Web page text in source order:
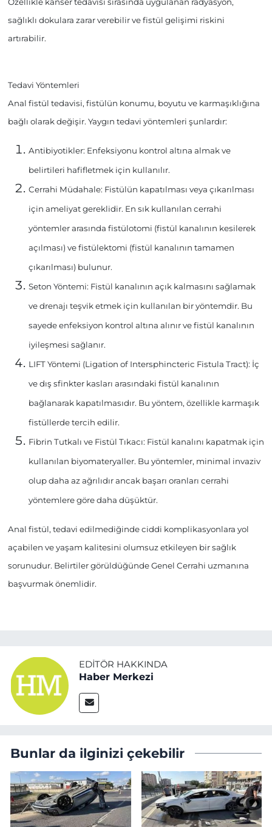
Özellikle kanser tedavisi sırasında uygulanan radyasyon,
sağlıklı dokulara zarar verebilir ve fistül gelişimi riskini
artırabilir.
Tedavi Yöntemleri
Anal fistül tedavisi, fistülün konumu, boyutu ve karmaşıklığına
bağlı olarak değişir. Yaygın tedavi yöntemleri şunlardır:
Antibiyotikler: Enfeksiyonu kontrol altına almak ve
belirtileri hafifletmek için kullanılır.
Cerrahi Müdahale: Fistülün kapatılması veya çıkarılması
için ameliyat gereklidir. En sık kullanılan cerrahi
yöntemler arasında fistülotomi (fistül kanalının kesilerek
açılması) ve fistülektomi (fistül kanalının tamamen
çıkarılması) bulunur.
Seton Yöntemi: Fistül kanalının açık kalmasını sağlamak
ve drenajı teşvik etmek için kullanılan bir yöntemdir. Bu
sayede enfeksiyon kontrol altına alınır ve fistül kanalının
iyileşmesi sağlanır.
LIFT Yöntemi (Ligation of Intersphincteric Fistula Tract): İç
ve dış sfinkter kasları arasındaki fistül kanalının
bağlanarak kapatılmasıdır. Bu yöntem, özellikle karmaşık
fistüllerde tercih edilir.
Fibrin Tutkalı ve Fistül Tıkacı: Fistül kanalını kapatmak için
kullanılan biyomateryaller. Bu yöntemler, minimal invaziv
olup daha az ağrılıdır ancak başarı oranları cerrahi
yöntemlere göre daha düşüktür.
Anal fistül, tedavi edilmediğinde ciddi komplikasyonlara yol
açabilen ve yaşam kalitesini olumsuz etkileyen bir sağlık
sorunudur. Belirtiler görüldüğünde Genel Cerrahi uzmanına
başvurmak önemlidir.
EDITÖR HAKKINDA
Haber Merkezi
Bunlar da ilginizi çekebilir